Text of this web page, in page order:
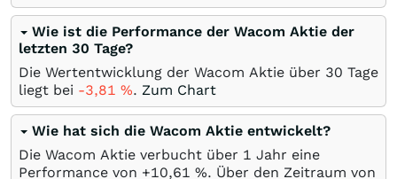
Wie ist die Performance der Wacom Aktie der
letzten 30 Tage?
Die Wertentwicklung der Wacom Aktie über 30 Tage
liegt bei -3,81 %. Zum Chart
Wie hat sich die Wacom Aktie entwickelt?
Die Wacom Aktie verbucht über 1 Jahr eine
Performance von +10,61 %. Über den Zeitraum von